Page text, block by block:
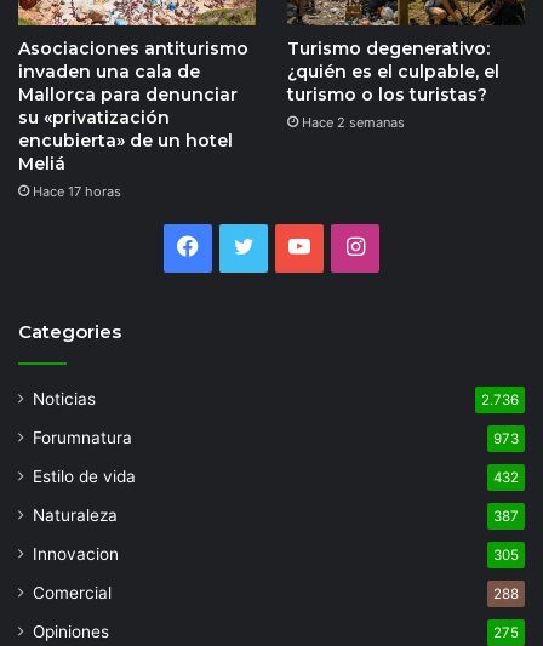
Asociaciones antiturismo
invaden una cala de
Mallorca para denunciar
su «privatización
encubierta» de un hotel
Meliá
Hace 17 horas
Turismo degenerativo:
¿quién es el culpable, el
turismo o los turistas?
Hace 2 semanas
Facebook
TwitterYouTubeInstagram
Categories
Noticias 2.736
Forumnatura 973
Estilo de vida 432
Naturaleza 387
Innovacion 305
Comercial 288
Opiniones 275